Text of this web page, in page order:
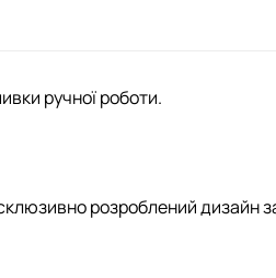
ручної роботи.
розроблений дизайн